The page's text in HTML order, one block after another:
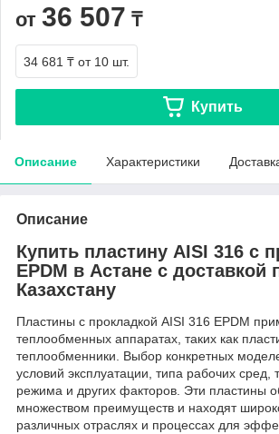
от 36 507 ₸
34 681 ₸ от 10 шт.
Купить
Описание Характеристики
Описание
Купить пластину AISI 316 с
EPDM в Астане с доставкой
Казахстану
Пластины с прокладкой AISI 316 EPDM
теплообменных аппаратах, таких как
теплообменники. Выбор конкретных
условий эксплуатации, типа рабочих сред,
режима и других факторов. Эти пластины
множеством преимуществ и находят
различных отраслях и процессах для